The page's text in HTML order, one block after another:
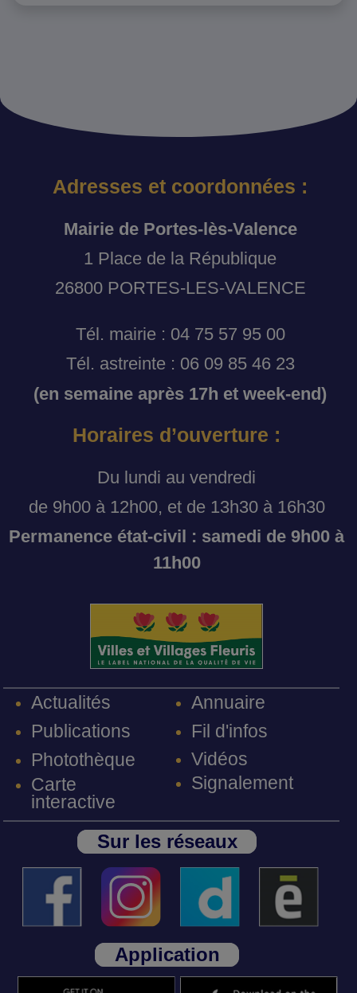
Adresses et coordonnées :
Mairie de Portes-lès-Valence
1 Place de la République
26800 PORTES-LES-VALENCE
Tél. mairie : 04 75 57 95 00
Tél. astreinte : 06 09 85 46 23
(en semaine après 17h et week-end)
Horaires d’ouverture :
Du lundi au vendredi
de 9h00 à 12h00, et de 13h30 à 16h30
Permanence état-civil : samedi de 9h00 à
11h00
Actualités
Publications
Photothèque
Carte
interactive
Annuaire
Fil d'infos
Vidéos
Signalement
Sur les réseaux
Application